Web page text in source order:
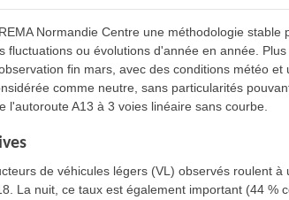
Normandie Centre une méthodologie
fluctuations ou évolutions d'année en année.
fin mars, avec des conditions météo
comme neutre, sans particularités
l'autoroute A13 à 3 voies linéaire sans courbe.
de véhicules légers (VL) observés roulent
La nuit, ce taux est également important (44 %